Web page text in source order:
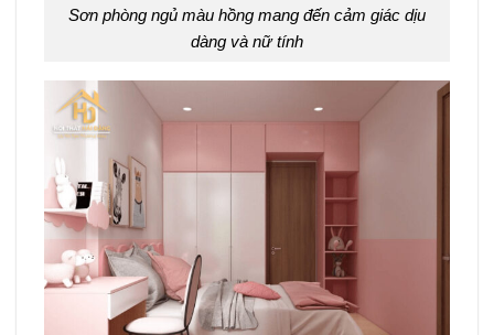
Sơn phòng ngủ màu hồng mang đến cảm giác dịu
dàng và nữ tính